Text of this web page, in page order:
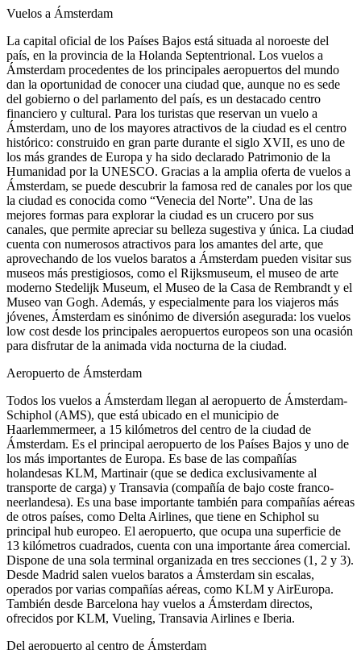
Vuelos a Ámsterdam
La capital oficial de los Países Bajos está situada al noroeste del
país, en la provincia de la Holanda Septentrional. Los vuelos a
Ámsterdam procedentes de los principales aeropuertos del mundo
dan la oportunidad de conocer una ciudad que, aunque no es sede
del gobierno o del parlamento del país, es un destacado centro
financiero y cultural. Para los turistas que reservan un vuelo a
Ámsterdam, uno de los mayores atractivos de la ciudad es el centro
histórico: construido en gran parte durante el siglo XVII, es uno de
los más grandes de Europa y ha sido declarado Patrimonio de la
Humanidad por la UNESCO. Gracias a la amplia oferta de vuelos a
Ámsterdam, se puede descubrir la famosa red de canales por los que
la ciudad es conocida como “Venecia del Norte”. Una de las
mejores formas para explorar la ciudad es un crucero por sus
canales, que permite apreciar su belleza sugestiva y única. La ciudad
cuenta con numerosos atractivos para los amantes del arte, que
aprovechando de los vuelos baratos a Ámsterdam pueden visitar sus
museos más prestigiosos, como el Rijksmuseum, el museo de arte
moderno Stedelijk Museum, el Museo de la Casa de Rembrandt y el
Museo van Gogh. Además, y especialmente para los viajeros más
jóvenes, Ámsterdam es sinónimo de diversión asegurada: los vuelos
low cost desde los principales aeropuertos europeos son una ocasión
para disfrutar de la animada vida nocturna de la ciudad.
Aeropuerto de Ámsterdam
Todos los vuelos a Ámsterdam llegan al aeropuerto de Ámsterdam-
Schiphol (AMS), que está ubicado en el municipio de
Haarlemmermeer, a 15 kilómetros del centro de la ciudad de
Ámsterdam. Es el principal aeropuerto de los Países Bajos y uno de
los más importantes de Europa. Es base de las compañías
holandesas KLM, Martinair (que se dedica exclusivamente al
transporte de carga) y Transavia (compañía de bajo coste franco-
neerlandesa). Es una base importante también para compañías aéreas
de otros países, como Delta Airlines, que tiene en Schiphol su
principal hub europeo. El aeropuerto, que ocupa una superficie de
13 kilómetros cuadrados, cuenta con una importante área comercial.
Dispone de una sola terminal organizada en tres secciones (1, 2 y 3).
Desde Madrid salen vuelos baratos a Ámsterdam sin escalas,
operados por varias compañías aéreas, como KLM y AirEuropa.
También desde Barcelona hay vuelos a Ámsterdam directos,
ofrecidos por KLM, Vueling, Transavia Airlines e Iberia.
Del aeropuerto al centro de Ámsterdam